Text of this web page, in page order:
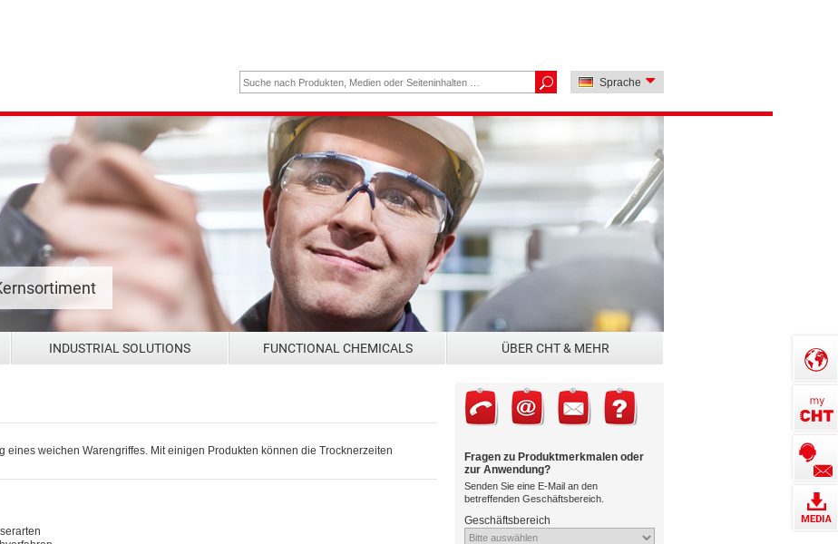
Sprache
INDUSTRIAL SOLUTIONS FUNCTIONAL CHEMICALS ÜBER CHT & MEHR
eines weichen Warengriffes. Mit einigen Produkten können die Trocknerzeiten
Fragen zu Produktmerkmalen oder
zur Anwendung?
Senden Sie eine E-Mail an den
betreffenden Geschäftsbereich.
Geschäftsbereich